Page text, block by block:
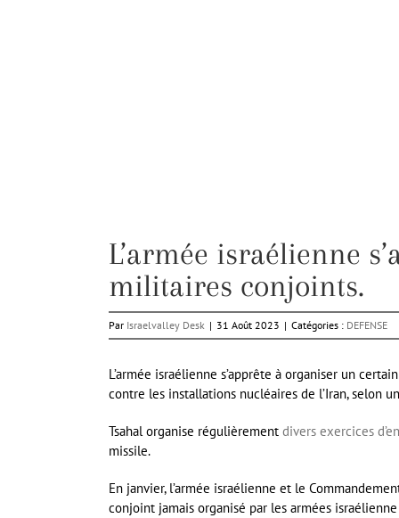
L’armée israélienne
militaires conjoints.
Par Israelvalley Desk | 31 Août 2023 | Catégories : DEFENSE
L’armée israélienne s’apprête à organiser un
contre les installations nucléaires de l’Iran, selon
Tsahal organise régulièrement divers exercices
missile.
En janvier, l’armée israélienne et le
conjoint jamais organisé par les armées